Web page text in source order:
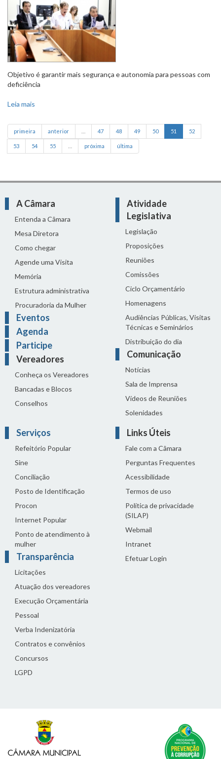
Objetivo é garantir mais segurança e autonomia para pessoas com
deficiência
Leia mais
primeira anterior 47 48 49 50 51 52
53 54 55 próxima última
A Câmara
Entenda a Câmara
Mesa Diretora
Como chegar
Agende uma Visita
Memória
Estrutura administrativa
Procuradoria da Mulher
Eventos
Agenda
Participe
Vereadores
Conheça os Vereadores
Bancadas e Blocos
Conselhos
Atividade
Legislativa
Legislação
Proposições
Reuniões
Comissões
Ciclo Orçamentário
Homenagens
Audiências Públicas, Visitas
Técnicas e Seminários
Distribuição do dia
Comunicação
Notícias
Sala de Imprensa
Vídeos de Reuniões
Solenidades
Serviços
Refeitório Popular
Sine
Conciliação
Posto de Identificação
Procon
Internet Popular
Ponto de atendimento à
mulher
Transparência
Licitações
Atuação dos vereadores
Execução Orçamentária
Pessoal
Verba Indenizatória
Contratos e convênios
Concursos
LGPD
Links Úteis
Fale com a Câmara
Perguntas Frequentes
Acessibilidade
Termos de uso
Política de privacidade
(SILAP)
Webmail
Intranet
Efetuar Login